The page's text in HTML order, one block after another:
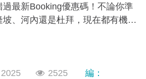
最新Booking優惠碼！不論你準
、河內還是杜拜，現在都有機會
Wallet 點數等多重回饋。現
麼用，讓你下次訂房輕鬆又划
2525
編：